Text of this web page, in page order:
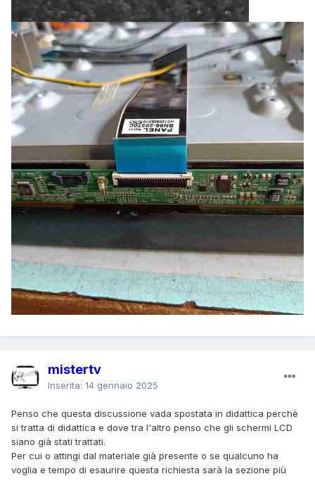
mistertv
Inserita: 14 gennaio 2025
Penso che questa discussione vada spostata in didattica perchè
si tratta di didattica e dove tra l'altro penso che gli schermi LCD
siano già stati trattati.
Per cui o attingi dal materiale già presente o se qualcuno ha
voglia e tempo di esaurire questa richiesta sarà la sezione più